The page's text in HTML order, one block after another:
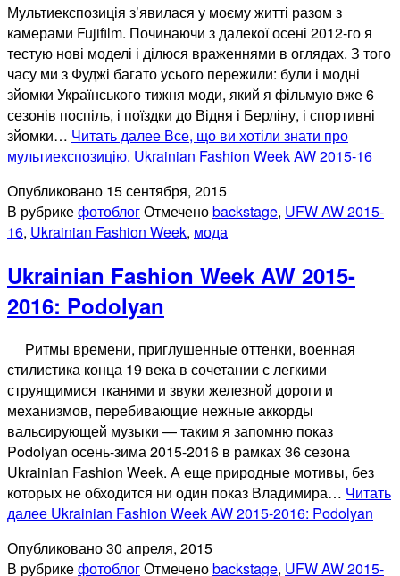
Мультиекспозиція з’явилася у моєму житті разом з
камерами Fujifilm. Починаючи з далекої осені 2012-го я
тестую нові моделі і ділюся враженнями в оглядах. З того
часу ми з Фуджі багато усього пережили: були і модні
зйомки Українського тижня моди, який я фільмую вже 6
сезонів поспіль, і поїздки до Відня і Берліну, і спортивні
зйомки… Читать далее Все, що ви хотіли знати про
мультиекспозицію. Ukrainian Fashion Week AW 2015-16
Опубликовано 15 сентября, 2015
В рубрикефотоблогОтмеченоbackstage, UFW AW 2015-
16, Ukrainian Fashion Week, мода
Ukrainian Fashion Week AW 2015-
2016: Podolyan
Ритмы времени, приглушенные оттенки, военная
стилистика конца 19 века в сочетании с легкими
струящимися тканями и звуки железной дороги и
механизмов, перебивающие нежные аккорды
вальсирующей музыки — таким я запомню показ
Podolyan осень-зима 2015-2016 в рамках 36 сезона
Ukrainian Fashion Week. А еще природные мотивы, без
которых не обходится ни один показ Владимира… Читать
далее Ukrainian Fashion Week AW 2015-2016: Podolyan
Опубликовано30 апреля, 2015
В рубрикефотоблогОтмеченоbackstage, UFW AW 2015-